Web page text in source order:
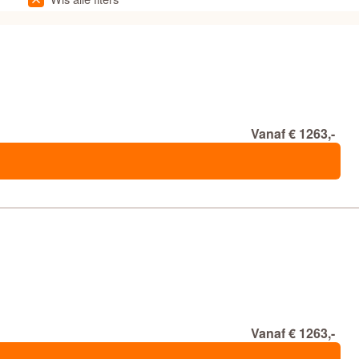
Vanaf € 1263,-
Vanaf € 1263,-